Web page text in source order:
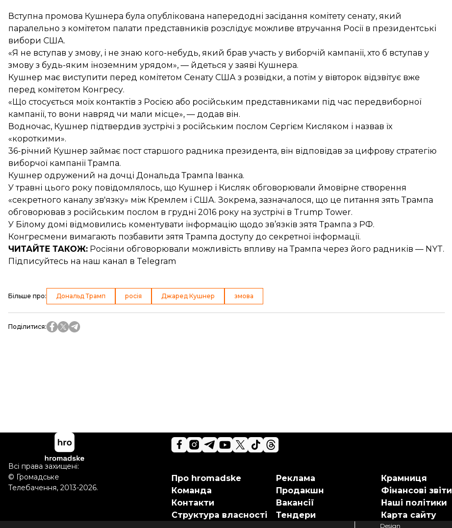
Вступна промова Кушнера була опублікована напередодні засідання комітету сенату, який
паралельно з комітетом палати представників розслідує можливе втручання Росії в президентські
вибори США.
«Я не вступав у змову, і не знаю кого-небудь, який брав участь у виборчій кампанії, хто б вступав у
змову з будь-яким іноземним урядом», — йдеться у заяві Кушнера.
Кушнер має виступити перед комітетом Сенату США з розвідки, а потім у вівторок відзвітує вже
перед комітетом Конгресу.
«Що стосується моїх контактів з Росією або російським представниками під час передвиборної
кампанії, то вони навряд чи мали місце», — додав він.
Водночас, Кушнер підтвердив зустрічі з російським послом Сергієм Кисляком і назвав їх
«короткими».
36-річний Кушнер займає пост старшого радника президента, він відповідав за цифрову стратегію
виборчої кампанії Трампа.
Кушнер одружений на дочці Дональда Трампа Іванка.
У травні цього року повідомлялось, що Кушнер і Кисляк обговорювали ймовірне створення
«секретного каналу зв'язку» між Кремлем і США. Зокрема, зазначалося, що це питання зять Трампа
обговорював з російським послом в грудні 2016 року на зустрічі в Trump Tower.
У Білому домі відмовились коментувати інформацію щодо зв’язків зятя Трампа з РФ.
Конгресмени вимагають позбавити зятя Трампа доступу до секретної інформації.
ЧИТАЙТЕ ТАКОЖ: Росіяни обговорювали можливість впливу на Трампа через його радників — NYT.
Підписуйтесь на наш канал в Telegram
Більше про: Дональд Трамп росія Джаред Кушнер змова
Поділитися:
Про hromadske
Команда
Контакти
Структура власності
Реклама
Продакшн
Вакансії
Тендери
Крамниця
Фінансові звіти
Наші політики
Карта сайту
Всі права захищені:
© Громадське
Телебачення, 2013-2026.
Design